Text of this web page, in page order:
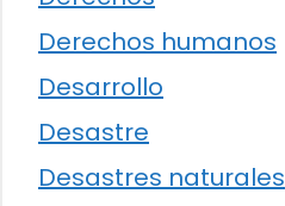
Derechos humanos
Desarrollo
Desastre
Desastres naturales